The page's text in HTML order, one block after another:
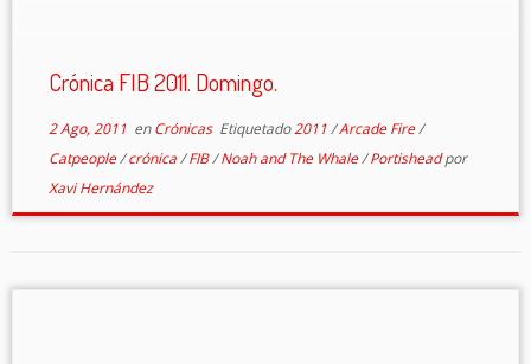
Crónica FIB 2011. Domingo.
2 Ago, 2011enCrónicas Etiquetado2011/Arcade Fire/
Catpeople/crónica/FIB/Noah and The Whale/Portisheadpor
Xavi Hernández